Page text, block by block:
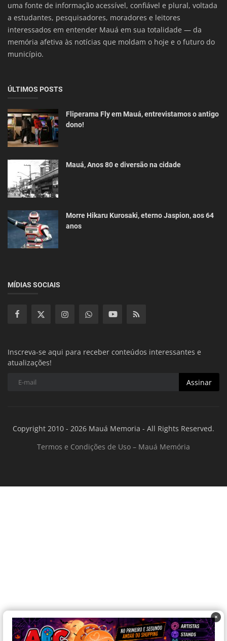
uma fonte de informação acessível, confiável e plural, voltada
a estudantes, pesquisadores, moradores e leitores
interessados em entender Mauá em sua totalidade — da
memória afetiva às notícias que moldam o hoje e o futuro do
município.
ÚLTIMOS POSTS
Fliperama Fly em Mauá, entrevistamos o antigo
dono!
Mauá, Anos 80 e diversão na cidade
Morre Hikaru Kurosaki, eterno Jaspion, aos 64
anos
MÍDIAS SOCIAIS
Inscreva-se aqui para receber conteúdos interessantes e
atualizações!
Assinar
Copyright 2010 - 2026 Mauá Memoria - All Rights Reserved.
Termos e Condições de Uso – Mauá Memória
×